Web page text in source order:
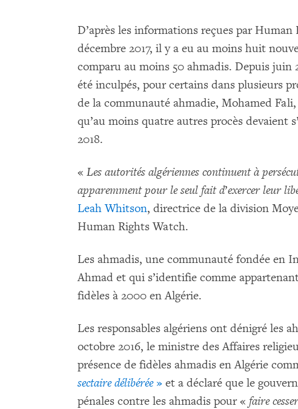
D’après les informations reçues par
décembre 2017, il y a eu au moins huit
comparu au moins 50 ahmadis. Depuis juin
été inculpés, pour certains dans plusieurs
de la communauté ahmadie, Mohamed
qu’au moins quatre autres procès devaient
2018.
« Les autorités algériennes continuent à
apparemment pour le seul fait d’exercer leur
Leah Whitson, directrice de la division
Human Rights Watch.
Les ahmadis, une communauté fondée en
Ahmad et qui s’identifie comme
fidèles à 2000 en Algérie.
Les responsables algériens ont dénigré les
octobre 2016, le ministre des Affaires
présence de fidèles ahmadis en Algérie
sectaire délibérée» et a déclaré que le
pénales contre les ahmadis pour « faire